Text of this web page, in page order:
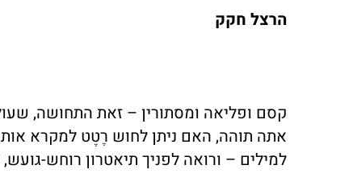
הרצל חקק
קסם ופליאה ומסתורין – זאת התחושה,
אתה תוהה, האם ניתן לחוש רֶטֶט למקרא
למילים – ורואה לפניך תיאטרון רוחש-